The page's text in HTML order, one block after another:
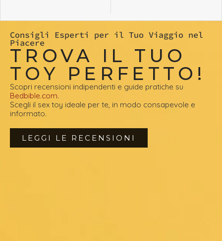
Consigli Esperti per il Tuo Viaggio nel
Piacere
TROVA IL TUO
TOY PERFETTO!
Scopri recensioni indipendenti e guide pratiche su
Bedbible.com.
Scegli il sex toy ideale per te, in modo consapevole e
informato.
LEGGI LE RECENSIONI